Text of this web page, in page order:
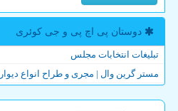
دوستان پی اچ پی و جی كوئری
تبلیغات انتخابات مجلس
مستر گرین وال | مجری و طراح انواع